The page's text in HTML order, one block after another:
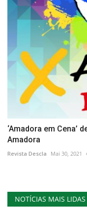
‘Amadora em Cena’
Amadora
Revista Descla Mai 30, 2021
NOTÍCIAS MAIS LIDAS